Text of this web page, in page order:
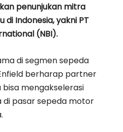
penunjukan mitra
di Indonesia, yakni PT
(NBI).
di segmen sepeda
berharap partner
bisa mengakselerasi
di pasar sepeda motor